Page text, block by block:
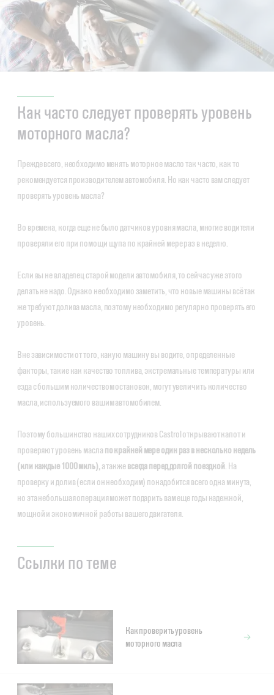
Как часто следует проверять уровень
моторного масла?
Прежде всего, необходимо менять моторное масло так часто, как то
рекомендуется производителем автомобиля. Но как часто вам следует
проверять уровень масла?
Во времена, когда еще не было датчиков уровня масла, многие водители
проверяли его при помощи щупа по крайней мере раз в неделю.
Если вы не владелец старой модели автомобиля, то сейчас уже этого
делать не надо. Однако необходимо заметить, что новые машины всё так
же требуют долива масла, поэтому необходимо регулярно проверять его
уровень.
Вне зависимости от того, какую машину вы водите, определенные
факторы, такие как качество топлива, экстремальные температуры или
езда с большим количеством остановок, могут увеличить количество
масла, используемого вашим автомобилем.
Поэтому большинство наших сотрудников Castrol открывают капот и
проверяют уровень масла по крайней мере один раз в несколько недель
(или каждые 1000 миль), а такжевсегда перед долгой поездкой . На
проверку и долив (если он необходим) понадобится всего одна минута,
но эта небольшая операция может подарить вам еще годы надежной,
мощной и экономичной работы вашего двигателя.
Ссылки по теме
Как проверить уровень
моторного масла